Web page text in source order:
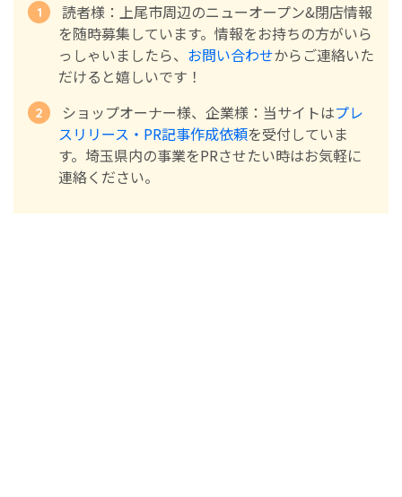
読者様：上尾市周辺のニューオープン&閉店情報
を随時募集しています。情報をお持ちの方がいら
っしゃいましたら、 お問い合わせからご連絡いた
だけると嬉しいです！
ショップオーナー様、企業様：当サイトはプレ
スリリース・PR記事作成依頼を受付していま
す。埼玉県内の事業をPRさせたい時はお気軽に
連絡ください。